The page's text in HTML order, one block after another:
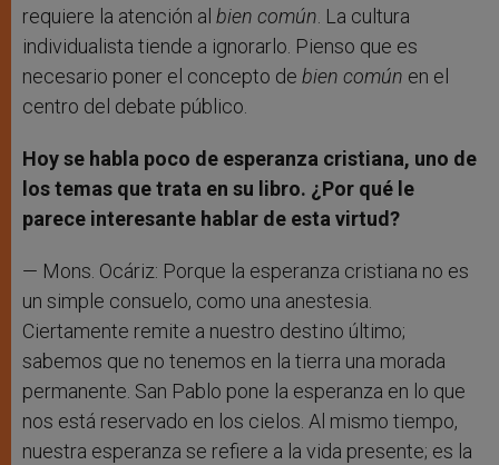
requiere la atención al bien común. La cultura
individualista tiende a ignorarlo. Pienso que es
necesario poner el concepto de bien común en el
centro del debate público.
Hoy se habla poco de esperanza cristiana, uno de
los temas que trata en su libro. ¿Por qué le
parece interesante hablar de esta virtud?
— Mons. Ocáriz: Porque la esperanza cristiana no es
un simple consuelo, como una anestesia.
Ciertamente remite a nuestro destino último;
sabemos que no tenemos en la tierra una morada
permanente. San Pablo pone la esperanza en lo que
nos está reservado en los cielos. Al mismo tiempo,
nuestra esperanza se refiere a la vida presente; es la